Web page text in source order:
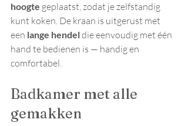
hoogte geplaatst, zodat je zelfstandig
kunt koken. De kraan is uitgerust met
een lange hendel die eenvoudig met één
hand te bedienen is — handig en
comfortabel.
Badkamer met alle
gemakken